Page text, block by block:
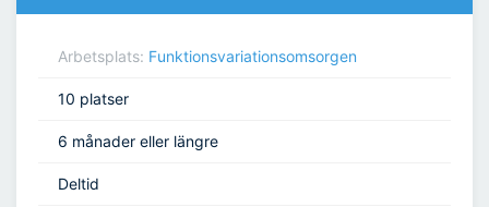
Arbetsplats: Funktionsvariationsomsorgen
10 platser
6 månader eller längre
Deltid